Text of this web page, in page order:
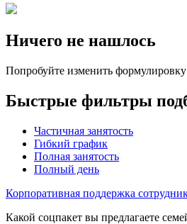
Ничего не нашлось
Попробуйте изменить
Быстрые фильтры
Частичная занятость
Гибкий график
Полная занятость
Полный день
Корпоративная поддержка
Какой соцпакет вы предлагаете